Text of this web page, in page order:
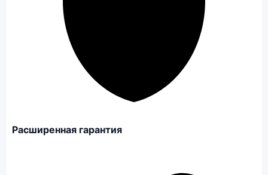
Расширенная гарантия